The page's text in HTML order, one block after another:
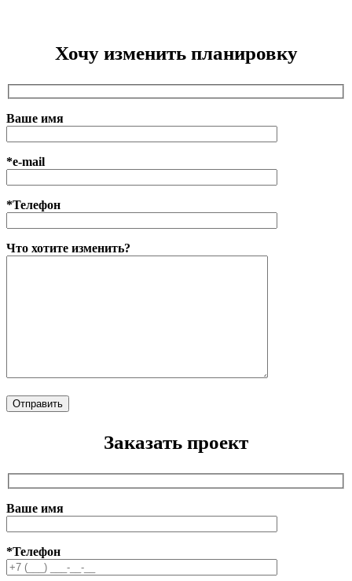
Хочу изменить планировку
Ваше имя
*e-mail
*Телефон
Что хотите изменить?
Заказать проект
Ваше имя
*Телефон